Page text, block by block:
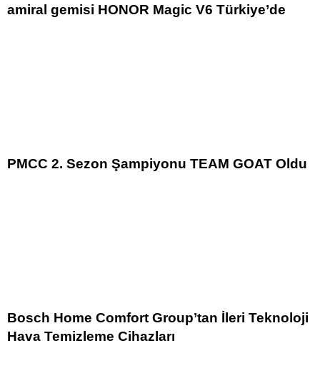
amiral gemisi HONOR Magic V6 Türkiye’de
PMCC 2. Sezon Şampiyonu TEAM GOAT Oldu
Bosch Home Comfort Group’tan İleri Teknoloji
Hava Temizleme Cihazları